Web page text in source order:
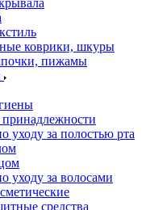
коврики, шкуры
пижамы
уходу за полостью рта
уходу за волосами
средства